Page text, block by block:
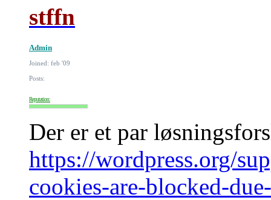
stffn
Admin
Joined: feb '09
Posts:
Reputation:
Der er et par
https://wordpress.org/
cookies-are-blocked-